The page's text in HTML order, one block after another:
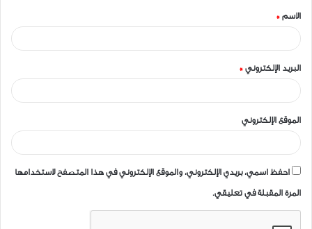
*الاسم *
البريد الإلكتروني *
الموقع الإلكتروني
احفظ اسمي، بريدي الإلكتروني، والموقع الإلكتروني في هذا المتصفح لاستخدامها
المرة المقبلة في تعليقي.